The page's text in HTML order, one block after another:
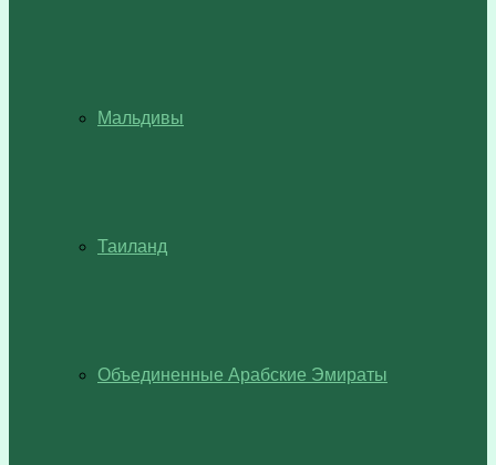
Мальдивы
Таиланд
Объединенные Арабские Эмираты